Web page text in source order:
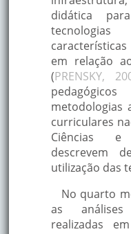
didática
em relação
(PRENSKY,
metodologias
curriculares
Ciências e
descrevem
utilização das
No quarto
as análises
realizadas